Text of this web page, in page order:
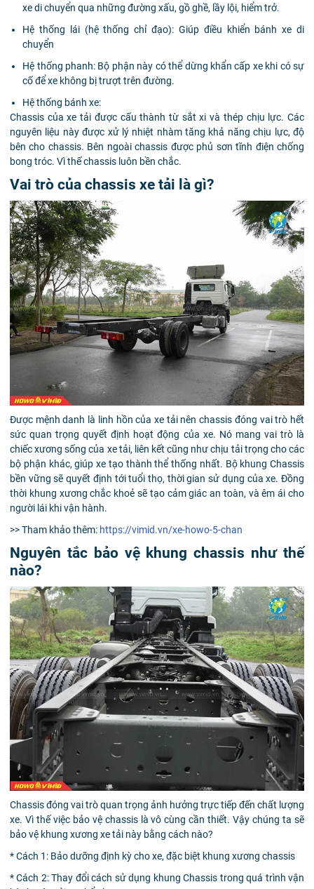
xe di chuyển qua những đường xấu, gồ ghề, lầy lội, hiểm trở.
Hệ thống lái (hệ thống chỉ đạo): Giúp điều khiển bánh xe di
chuyển
Hệ thống phanh: Bộ phận này có thể dừng khẩn cấp xe khi có sự
cố để xe không bị trượt trên đường.
Hệ thống bánh xe:
Chassis của xe tải được cấu thành từ sắt xi và thép chịu lực. Các
nguyên liệu này được xử lý nhiệt nhàm tăng khả năng chịu lực, độ
bên cho chassis. Bên ngoài chassis được phủ sơn tĩnh điện chống
bong tróc. Vì thế chassis luôn bền chắc.
Vai trò của chassis xe tải là gì?
Được mệnh danh là linh hồn của xe tải nên chassis đóng vai trò hết
sức quan trọng quyết định hoạt động của xe. Nó mang vai trò là
chiếc xương sống của xe tải, liên kết cũng như chịu tải trọng cho các
bộ phận khác, giúp xe tạo thành thể thống nhất. Bộ khung Chassis
bền vững sẽ quyết định tới tuổi thọ, thời gian sử dụng của xe. Đồng
thời khung xương chắc khoẻ sẽ tạo cảm giác an toàn, và êm ái cho
người lái khi vận hành.
>> Tham khảo thêm: https://vimid.vn/xe-howo-5-chan
Nguyên tắc bảo vệ khung chassis như thế
nào?
Chassis đóng vai trò quan trọng ảnh hưởng trực tiếp đến chất lượng
xe. Vì thế việc bảo vệ chassis là vô cùng cần thiết. Vậy chúng ta sẽ
bảo vệ khung xương xe tải này bằng cách nào?
* Cách 1: Bảo dưỡng định kỳ cho xe, đặc biệt khung xương chassis
* Cách 2: Thay đổi cách sử dụng khung Chassis trong quá trình vận